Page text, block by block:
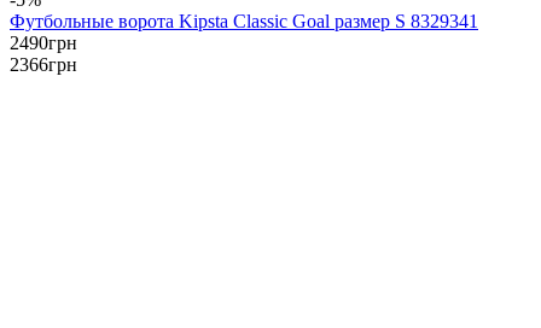
Футбольные ворота Kipsta Classic Goal размер S 8329341
2490грн
2366грн